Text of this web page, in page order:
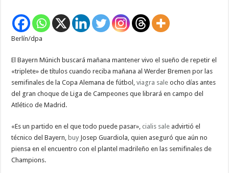
sueño
del
«trébol»
de
Copa
Berlín/dpa
El Bayern Múnich buscará mañana mantener vivo el sueño de repetir el
«triplete» de títulos cuando reciba mañana al Werder Bremen por las
semifinales de la Copa Alemana defútbol ,viagra sale ocho días antes
del gran choque de Liga de Campeones que librará en campo del
Atlético de Madrid.
«Es un partido en el que todo puede pasar»,cialis sale advirtió el
técnico del Bayern, buy Josep Guardiola, quien aseguró que aún no
piensa en el encuentro con el plantel madrileño en las semifinales de
Champions.